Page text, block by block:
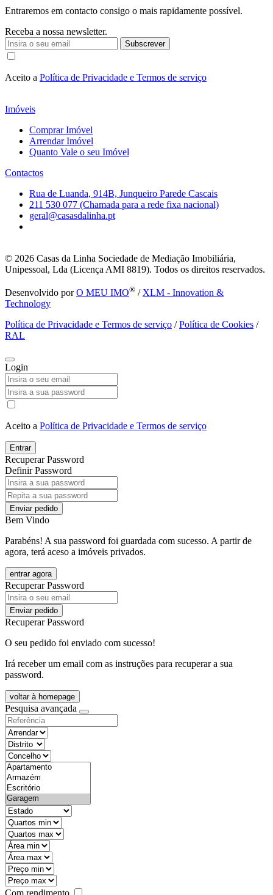
Entraremos em contacto consigo o mais rapidamente possível.
Receba a nossa newsletter.
Subscrever
Aceito a Política de Privacidade e Termos de serviço
Imóveis
Comprar Imóvel
Arrendar Imóvel
Quanto Vale o seu Imóvel
Contactos
Rua de Luanda, 914B, Junqueiro Parede Cascais
211 530 077 (Chamada para a rede fixa nacional)
geral@casasdalinha.pt
© 2026 Casas da Linha Sociedade de Mediação Imobiliária,
Unipessoal, Lda (Licença AMI 8819). Todos os direitos reservados.
Desenvolvido porO MEU IMO® / XLM - Innovation &
Technology
Política de Privacidade e Termos de serviço /Política de Cookies /
RAL
Login
Aceito a Política de Privacidade e Termos de serviço
Entrar
Recuperar Password
Definir Password
Enviar pedido
Bem Vindo
Parabéns! A sua password foi guardada com sucesso. A partir de
agora, terá aceso a imóveis privados.
entrar agora
Recuperar Password
Enviar pedido
Recuperar Password
O seu pedido foi enviado com sucesso!
Irá receber um email com as instruções para recuperar a sua
password.
voltar à homepage
Pesquisa avançada
objective
districtId
countyId
types
state
mintypo
maxtypo
minarea
maxarea
minprice
maxprice
Com rendimento